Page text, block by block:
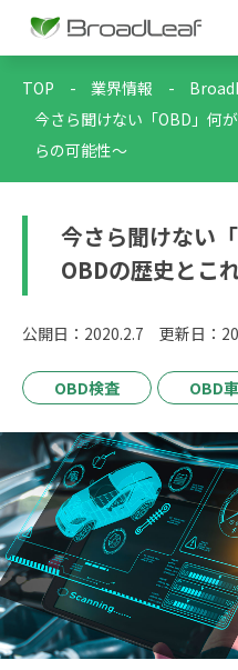
TOP - 業界情報 -
今さら聞けない「OBD」何
らの可能性～
今さら聞けない
OBDの歴史とこ
公開日：2020.2.7 更新日：
OBD検査 OBD